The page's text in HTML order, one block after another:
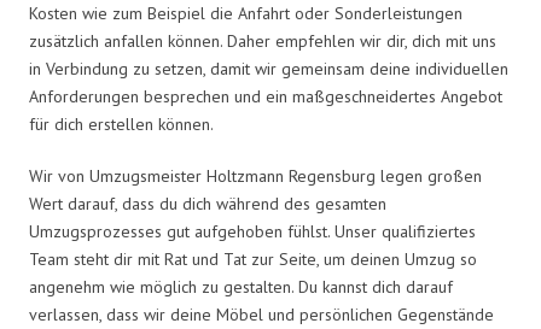
Kosten wie zum Beispiel die Anfahrt oder Sonderleistungen
zusätzlich anfallen können. Daher empfehlen wir dir, dich mit uns
in Verbindung zu setzen, damit wir gemeinsam deine individuellen
Anforderungen besprechen und ein maßgeschneidertes Angebot
für dich erstellen können.
Wir von Umzugsmeister Holtzmann Regensburg legen großen
Wert darauf, dass du dich während des gesamten
Umzugsprozesses gut aufgehoben fühlst. Unser qualifiziertes
Team steht dir mit Rat und Tat zur Seite, um deinen Umzug so
angenehm wie möglich zu gestalten. Du kannst dich darauf
verlassen, dass wir deine Möbel und persönlichen Gegenstände